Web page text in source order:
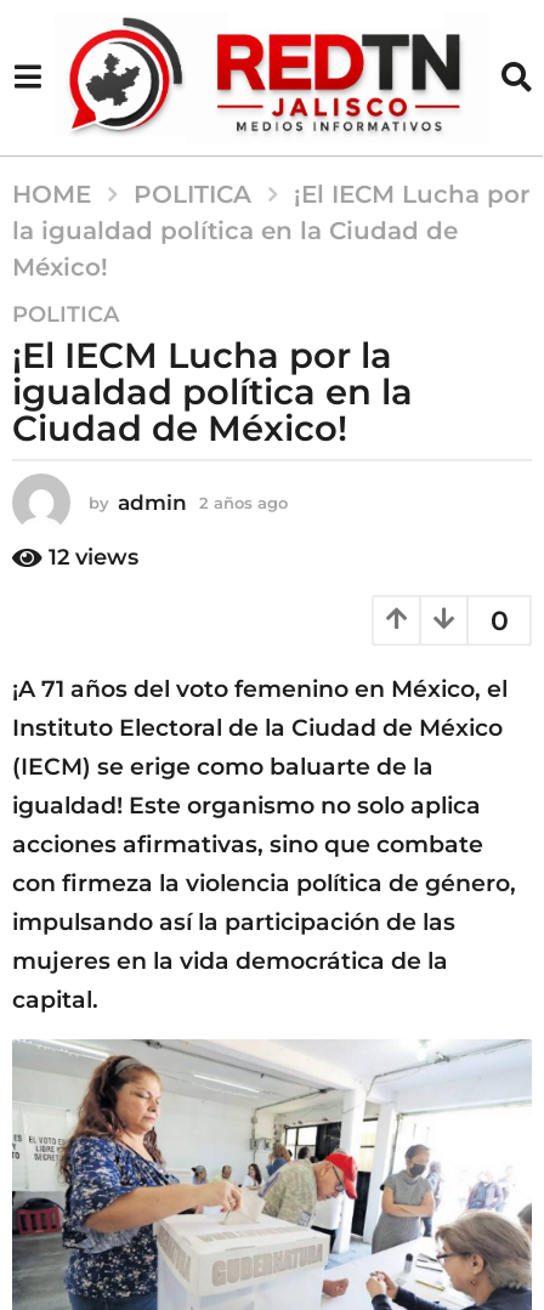
HOME POLITICA
¡El IECM Lucha por
la igualdad política en la Ciudad de
México!
2
ñ
o
s
g
o
a
a
g
POLITICA
¡El IECM Lucha por la
igualdad política en la
Ciudad de México!
by admin 2 años ago
12 views
0
¡A 71 años del voto femenino en México, el
Instituto Electoral de la Ciudad de México
(IECM) se erige como baluarte de la
igualdad! Este organismo no solo aplica
acciones afirmativas, sino que combate
con firmeza la violencia política de género,
impulsando así la participación de las
mujeres en la vida democrática de la
capital.